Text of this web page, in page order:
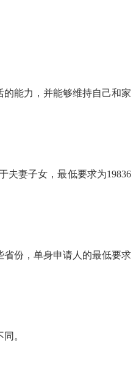
能力，并能够维持自己和家
夫妻子女，最低要求为19836
份，单身申请人的最低要求
。